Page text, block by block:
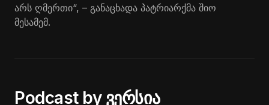
არს ღმერთი“, – განაცხადა პატრიარქმა შიო
მესამემ.
Podcast by ვერსია